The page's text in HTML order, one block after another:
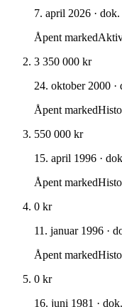
7. april 2026 ·
Åpent marked
3 350 000 kr
24. oktober 2000 ·
Åpent marked
550 000 kr
15. april 1996 ·
Åpent marked
0 kr
11. januar 1996 ·
Åpent marked
0 kr
16. juni 1981 ·